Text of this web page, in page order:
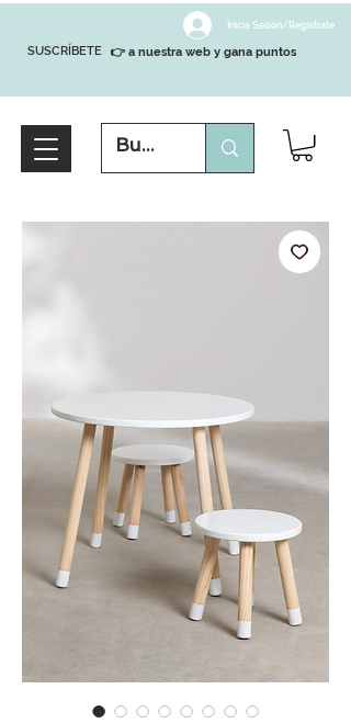
SUSCRÍBETE
Inicia Sesión/Regístrate
👉 a nuestra web y gana puntos